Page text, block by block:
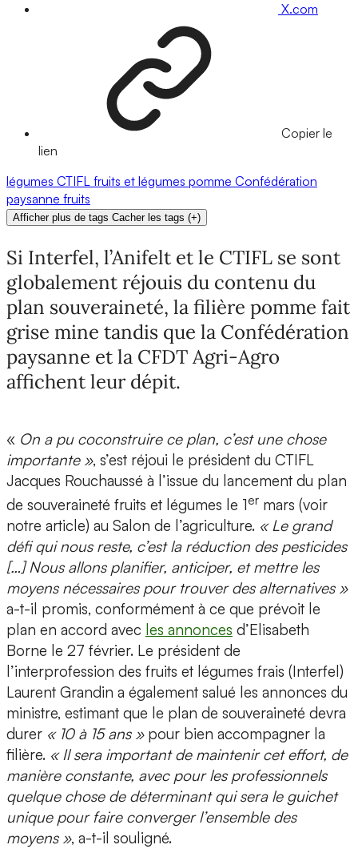
X.com
Copier le
lien
légumes CTIFL fruits et légumes pomme Confédération
paysanne fruits
Afficher plus de tags Cacher les tags (+)
Si Interfel, l’Anifelt et le CTIFL se sont
globalement réjouis du contenu du
plan souveraineté, la filière pomme fait
grise mine tandis que la Confédération
paysanne et la CFDT Agri-Agro
affichent leur dépit.
« On a pu coconstruire ce plan, c’est une chose
importante », s’est réjoui le président du CTIFL
Jacques Rouchaussé à l’issue du lancement du plan
de souveraineté fruits et légumes le 1er mars (voir
notre article) au Salon de l’agriculture. « Le grand
défi qui nous reste, c’est la réduction des pesticides
[…] Nous allons planifier, anticiper, et mettre les
moyens nécessaires pour trouver des alternatives »
a-t-il promis, conformément à ce que prévoit le
plan en accord avec les annonces d’Elisabeth
Borne le 27 février. Le président de
l’interprofession des fruits et légumes frais (Interfel)
Laurent Grandin a également salué les annonces du
ministre, estimant que le plan de souveraineté devra
durer « 10 à 15 ans »pour bien accompagner la
filière. « Il sera important de maintenir cet effort, de
manière constante, avec pour les professionnels
quelque chose de déterminant qui sera le guichet
unique pour faire converger l’ensemble des
moyens », a-t-il souligné.